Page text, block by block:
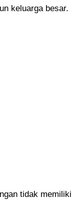
keluarga besar.
tidak